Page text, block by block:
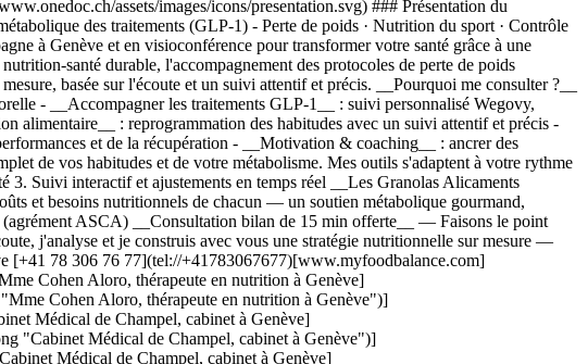
assets/images/icons/presentation.svg) ### Présentation du
des traitements (GLP-1) - Perte de poids · Nutrition du sport · Contrôle
à Genève et en visioconférence pour transformer votre santé grâce à une
santé durable, l'accompagnement des protocoles de perte de poids
basée sur l'écoute et un suivi attentif et précis. __Pourquoi me consulter ?__
- __Accompagner les traitements GLP-1__ : suivi personnalisé Wegovy,
alimentaire__ : reprogrammation des habitudes avec un suivi attentif et précis -
et de la récupération - __Motivation & coaching__ : ancrer des
de vos habitudes et de votre métabolisme. Mes outils s'adaptent à votre rythme
Suivi interactif et ajustements en temps réel __Les Granolas Alicaments
et besoins nutritionnels de chacun — un soutien métabolique gourmand,
ASCA) __Consultation bilan de 15 min offerte__ — Faisons le point
j'analyse et je construis avec vous une stratégie nutritionnelle sur mesure —
[+41 78 306 76 77](tel://+41783067677)[www.myfoodbalance.com]
Cohen Aloro, thérapeute en nutrition à Genève]
Cohen Aloro, thérapeute en nutrition à Genève")]
Médical de Champel, cabinet à Genève]
"Cabinet Médical de Champel, cabinet à Genève")]
Médical de Champel, cabinet à Genève]